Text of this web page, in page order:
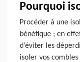
Pourquoi
Procéder à une
bénéfique ; en
d’éviter les
isoler vos